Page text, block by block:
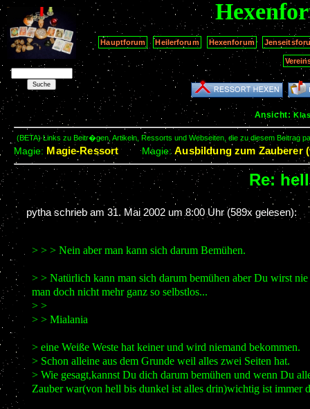
Hauptforum Heilerforum Hexenforum
Ansicht:
(BETA) Links zu Beitr�gen, Artikeln, Ressorts und Webseiten, die zu diesem Beitrag
Magie: Magie-Ressort Magie:Ausbildung zum Zauberer
Re:
pytha schrieb am31. Mai 2002 um 8:00 Uhr (589x gelesen):
> > > Nein aber man kann sich darum Bemühen.
> > Natürlich kann man sich darum bemühen aber Du wirst
man doch nicht mehr ganz so selbstlos...
> >
> > Mialania
> eine Weiße Weste hat keiner und wird niemand bekommen.
> Schon alleine aus dem Grunde weil alles zwei Seiten hat.
> Wie gesagt,kannst Du dich darum bemühen und wenn Du
Zauber war(von hell bis dunkel ist alles drin)wichtig ist immer